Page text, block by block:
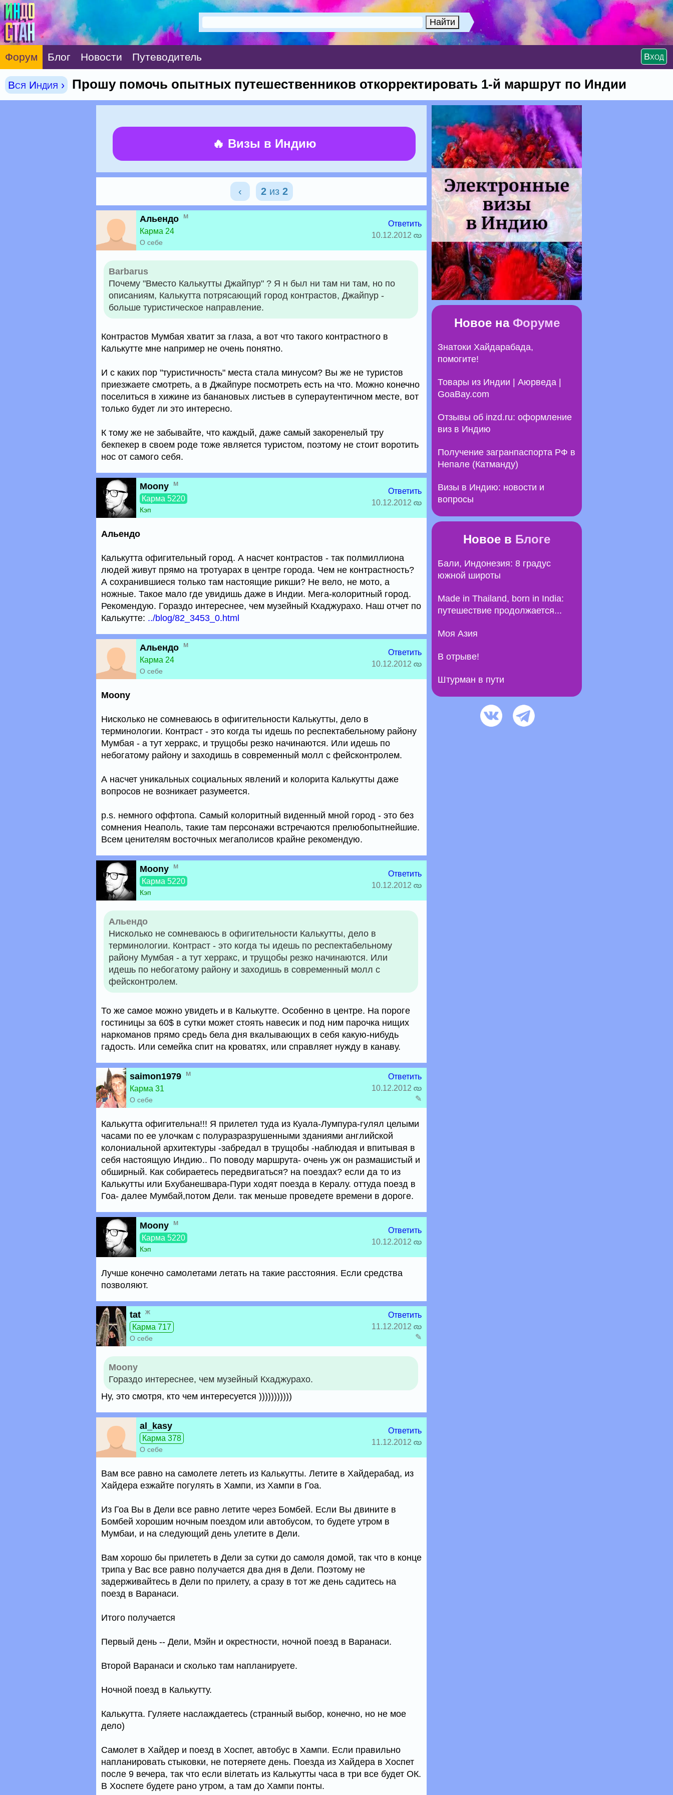
Форум Блог Новости Путеводитель Вход
Вся Индия › Прошу помочь опытных путешественников откорректировать 1-й маршрут по Индии
🔥 Визы в Индию
‹ 2из 2
Альендо м
Карма 24
О себе
Ответить
10.12.2012
Barbarus
Почему "Вместо Калькутты Джайпур" ? Я н был ни там ни там, но по
описаниям, Калькутта потрясающий город контрастов, Джайпур -
больше туристическое направление.
Контрастов Мумбая хватит за глаза, а вот что такого контрастного в
Калькутте мне например не очень понятно.
И с каких пор "туристичность" места стала минусом? Вы же не туристов
приезжаете смотреть, а в Джайпуре посмотреть есть на что. Можно конечно
поселиться в хижине из банановых листьев в супераутентичном месте, вот
только будет ли это интересно.
К тому же не забывайте, что каждый, даже самый закоренелый тру
бекпекер в своем роде тоже является туристом, поэтому не стоит воротить
нос от самого себя.
Moony м
Карма 5220
Кэп
Ответить
10.12.2012
Альендо
Калькутта офигительный город. А насчет контрастов - так полмиллиона
людей живут прямо на тротуарах в центре города. Чем не контрастность?
А сохранившиеся только там настоящие рикши? Не вело, не мото, а
ножные. Такое мало где увидишь даже в Индии. Мега-колоритный город.
Рекомендую. Гораздо интереснее, чем музейный Кхаджурахо. Наш отчет по
Калькутте: ../blog/82_3453_0.html
Альендо м
Карма 24
О себе
Ответить
10.12.2012
Moony
Нисколько не сомневаюсь в офигительности Калькутты, дело в
терминологии. Контраст - это когда ты идешь по респектабельному району
Мумбая - а тут херракс, и трущобы резко начинаются. Или идешь по
небогатому району и заходишь в современный молл с фейсконтролем.
А насчет уникальных социальных явлений и колорита Калькутты даже
вопросов не возникает разумеется.
p.s. немного оффтопа. Самый колоритный виденный мной город - это без
сомнения Неаполь, такие там персонажи встречаются прелюбопытнейшие.
Всем ценителям восточных мегаполисов крайне рекомендую.
Moony м
Карма 5220
Кэп
Ответить
10.12.2012
Альендо
Нисколько не сомневаюсь в офигительности Калькутты, дело в
терминологии. Контраст - это когда ты идешь по респектабельному
району Мумбая - а тут херракс, и трущобы резко начинаются. Или
идешь по небогатому району и заходишь в современный молл с
фейсконтролем.
То же самое можно увидеть и в Калькутте. Особенно в центре. На пороге
гостиницы за 60$ в сутки может стоять навесик и под ним парочка нищих
наркоманов прямо средь бела дня вкалывающих в себя какую-нибудь
гадость. Или семейка спит на кроватях, или справляет нужду в канаву.
saimon1979 м
Карма 31
О себе
Ответить
10.12.2012
✎
Калькутта офигительна!!! Я прилетел туда из Куала-Лумпура-гулял целыми
часами по ее улочкам с полуразразрушенными зданиями английской
колониальной архитектуры -забредал в трущобы -наблюдая и впитывая в
себя настоящую Индию.. По поводу маршрута- очень уж он размашистый и
обширный. Как собираетесь передвигаться? на поездах? если да то из
Калькутты или Бхубанешвара-Пури ходят поезда в Кералу. оттуда поезд в
Гоа- далее Мумбай,потом Дели. так меньше проведете времени в дороге.
Moony м
Карма 5220
Кэп
Ответить
10.12.2012
Лучше конечно самолетами летать на такие расстояния. Если средства
позволяют.
tat ж
Карма 717
О себе
Ответить
11.12.2012
✎
Moony
Гораздо интереснее, чем музейный Кхаджурахо.
Ну, это смотря, кто чем интересуется )))))))))))
al_kasy
Карма 378
О себе
Ответить
11.12.2012
Вам все равно на самолете лететь из Калькутты. Летите в Хайдерабад, из
Хайдера езжайте погулять в Хампи, из Хампи в Гоа.
Из Гоа Вы в Дели все равно летите через Бомбей. Если Вы двините в
Бомбей хорошим ночным поездом или автобусом, то будете утром в
Мумбаи, и на следующий день улетите в Дели.
Вам хорошо бы прилететь в Дели за сутки до самоля домой, так что в конце
трипа у Вас все равно получается два дня в Дели. Поэтому не
задерживайтесь в Дели по прилету, а сразу в тот же день садитесь на
поезд в Варанаси.
Итого получается
Первый день -- Дели, Мэйн и окрестности, ночной поезд в Варанаси.
Второй Варанаси и сколько там напланируете.
Ночной поезд в Калькутту.
Калькутта. Гуляете наслаждаетесь (странный выбор, конечно, но не мое
дело)
Самолет в Хайдер и поезд в Хоспет, автобус в Хампи. Если правильно
напланировать стыковки, не потеряете день. Поезда из Хайдера в Хоспет
после 9 вечера, так что если вілетать из Калькутты часа в три все будет ОК.
В Хоспете будете рано утром, а там до Хампи понты.
Новое на Форуме
Знатоки Хайдарабада,
помогите!
Товары из Индии | Аюрведа |
GoaBay.com
Отзывы об inzd.ru: оформление
виз в Индию
Получение загранпаспорта РФ в
Непале (Катманду)
Визы в Индию: новости и
вопросы
Новое в Блоге
Бали, Индонезия: 8 градус
южной широты
Made in Thailand, born in India:
путешествие продолжается...
Моя Азия
В отрыве!
Штурман в пути